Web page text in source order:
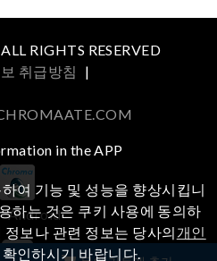
RIGHTS RESERVED
취급방침 |
in the APP
Android
여 기능 및 성능을 향상시킵니
하는 것은 쿠키 사용에 동의하
보나 관련 정보는 당사의 개인
확인하시기 바랍니다.